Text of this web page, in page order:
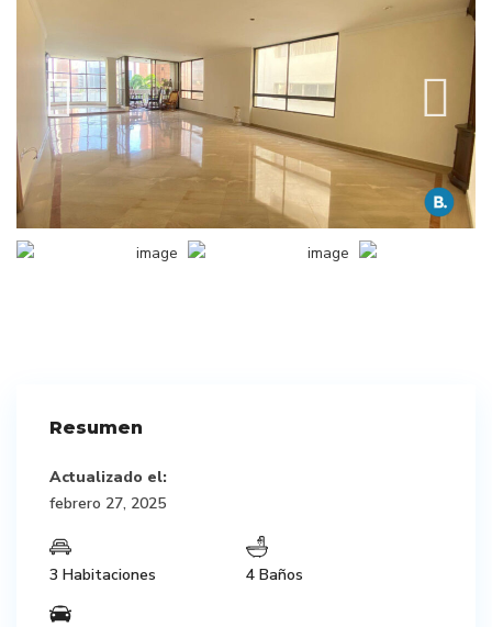
Resumen
Actualizado el:
febrero 27, 2025
3 Habitaciones 4 Baños